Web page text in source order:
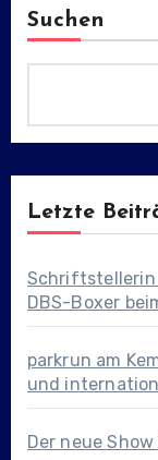
Suchen
Letzte
Schriftstellerin
DBS-Boxer
parkrun am
und
Der neue